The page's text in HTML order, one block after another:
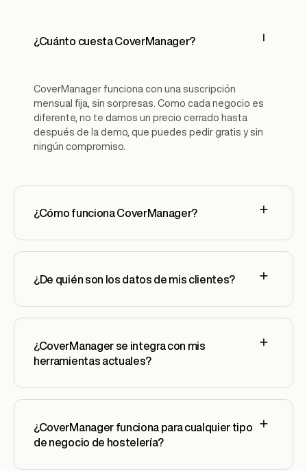
¿Cuánto cuesta CoverManager?
CoverManager funciona con una suscripción
mensual fija, sin sorpresas. Como cada negocio es
diferente, no te damos un precio cerrado hasta
después de la demo, que puedes pedir gratis y sin
ningún compromiso.
¿Cómo funciona CoverManager?
¿De quién son los datos de mis clientes?
¿CoverManager se integra con mis
herramientas actuales?
¿CoverManager funciona para cualquier tipo
de negocio de hostelería?